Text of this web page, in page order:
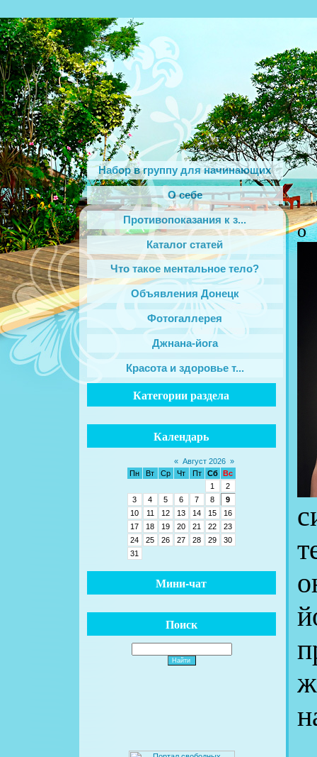
Набор в группу для начинающих
О себе
Противопоказания к з...
Каталог статей
Что такое ментальное тело?
Объявления Донецк
Фотогаллерея
Джнана-йога
Красота и здоровье т...
Категории раздела
Календарь
« Август 2026 »
Пн
Вт Ср Чт Пт Сб
Вс
1
2
3
4 5 6 7 8
9
10
11 12 13 14 15
16
17
18 19 20 21 22
23
24
25 26 27 28 29
30
31
Мини-чат
Поиск
о